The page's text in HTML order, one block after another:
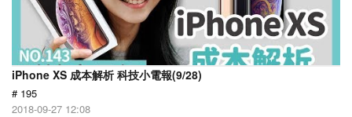
iPhone XS 成本解析 科技小電報(9/28)
# 195
2018-09-27 12:08